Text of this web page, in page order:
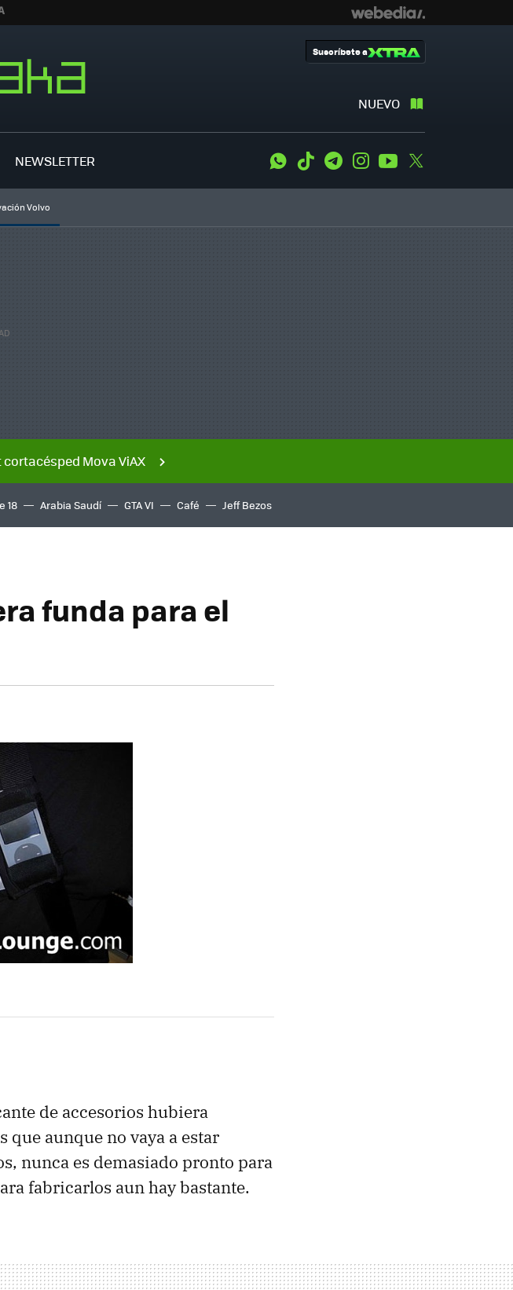
NUEVO
Suscríbete a
NEWSLETTER WhatsApp
Tiktok TelegramInstagramYoutube
Volvo
Mova ViAX
18 Arabia Saudí GTA VI Café Jeff Bezos
funda para el
de accesorios hubiera
que aunque no vaya a estar
nunca es demasiado pronto para
fabricarlos aun hay bastante.